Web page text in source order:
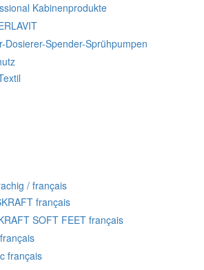
Kabinenprodukte
Dosierer-Spender-Sprühpumpen
/ français
français
SOFT FEET français
français